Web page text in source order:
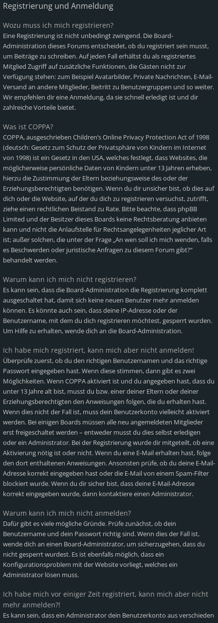
Registrierung und Anmeldung
Wozu muss ich mich registrieren?
Eine Registrierung ist nicht unbedingt zwingend. Die Board-
Administration dieses Forums entscheidet, ob du registriert sein musst,
um Beiträge zu schreiben. Auf jeden Fall erhältst du als registriertes
Mitglied Zugriff auf zusätzliche Funktionen, die Gästen nicht zur
Verfügung stehen: zum Beispiel Avatarbilder, Private Nachrichten, E-Mail-
Versand an andere Mitglieder, Beitritt zu Benutzergruppen und so weiter.
Wir empfehlen dir eine Anmeldung, da sie schnell erledigt ist und dir
zahlreiche Vorteile bietet.
Was ist COPPA?
COPPA, ausgeschrieben Children’s Online Privacy Protection Act of 1998
(deutsch: Gesetz zum Schutz der Privatsphäre von Kindern im Internet
von 1998) ist ein Gesetz in den USA, welches festlegt, dass Websites, die
möglicherweise persönliche Daten von Kindern unter 13 Jahren erheben,
hierzu die Zustimmung der Eltern beziehungsweise des oder der
Erziehungsberechtigten benötigen. Wenn du dir unsicher bist, ob dies auf
dich oder die Website, auf der du dich zu registrieren versuchst, zutrifft,
ziehe einen rechtlichen Beistand zu Rate. Bitte beachte, dass phpBB
Limited und der Besitzer dieses Boards keine Rechtsberatung anbieten
kann und nicht die Anlaufstelle für Rechtsangelegenheiten jeglicher Art
ist; außer solchen, die unter der Frage „An wen soll ich mich wenden, falls
es Beschwerden oder juristische Anfragen zu diesem Forum gibt?“
behandelt werden.
Warum kann ich mich nicht registrieren?
Es kann sein, dass die Board-Administration die Registrierung komplett
ausgeschaltet hat, damit sich keine neuen Benutzer mehr anmelden
können. Es könnte auch sein, dass deine IP-Adresse oder der
Benutzername, mit dem du dich registrieren möchtest, gesperrt wurden.
Um Hilfe zu erhalten, wende dich an die Board-Administration.
Ich habe mich registriert, kann mich aber nicht anmelden!
Überprüfe zuerst, ob du den richtigen Benutzernamen und das richtige
Passwort eingegeben hast. Wenn diese stimmen, dann gibt es zwei
Möglichkeiten. Wenn COPPAaktiviert ist und du angegeben hast, dass du
unter 13 Jahre alt bist, musst du bzw. einer deiner Eltern oder deiner
Erziehungsberechtigten den Anweisungen folgen, die du erhalten hast.
Wenn dies nicht der Fall ist, muss dein Benutzerkonto vielleicht aktiviert
werden. Bei einigen Boards müssen alle neu angemeldeten Mitglieder
erst freigeschaltet werden – entweder musst du dies selbst erledigen
oder ein Administrator. Bei der Registrierung wurde dir mitgeteilt, ob eine
Aktivierung nötig ist oder nicht. Wenn du eine E-Mail erhalten hast, folge
den dort enthaltenen Anweisungen. Ansonsten prüfe, ob du deine E-Mail-
Adresse korrekt eingegeben hast oder die E-Mail von einem Spam-Filter
blockiert wurde. Wenn du dir sicher bist, dass deine E-Mail-Adresse
korrekt eingegeben wurde, dann kontaktiere einen Administrator.
Warum kann ich mich nicht anmelden?
Dafür gibt es viele mögliche Gründe. Prüfe zunächst, ob dein
Benutzername und dein Passwort richtig sind. Wenn dies der Fall ist,
wende dich an einen Board-Administrator, um sicherzugehen, dass du
nicht gesperrt wurdest. Es ist ebenfalls möglich, dass ein
Konfigurationsproblem mit der Website vorliegt, welches ein
Administrator lösen muss.
Ich habe mich vor einiger Zeit registriert, kann mich aber nicht
mehr anmelden?!
Es kann sein, dass ein Administrator dein Benutzerkonto aus verschieden